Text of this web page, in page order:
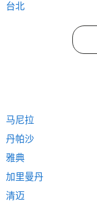
台北
马尼拉
丹帕沙
雅典
加里曼丹
清迈